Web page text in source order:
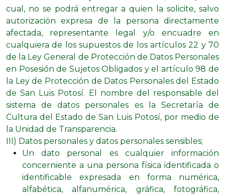
cual, no se podrá entregar a quien la solicite, salvo
autorización expresa de la persona directamente
afectada, representante legal y/o encuadre en
cualquiera de los supuestos de los artículos 22 y 70
de la Ley General de Protección de Datos Personales
en Posesión de Sujetos Obligados y el artículo 98 de
la Ley de Protección de Datos Personales del Estado
de San Luis Potosí. El nombre del responsable del
sistema de datos personales es la Secretaría de
Cultura del Estado de San Luis Potosí, por medio de
la Unidad de Transparencia.
III) Datos personales y datos personales sensibles;
Un dato personal es cualquier información
concerniente a una persona física identificada o
identificable expresada en forma numérica,
alfabética, alfanumérica, gráfica, fotográfica,